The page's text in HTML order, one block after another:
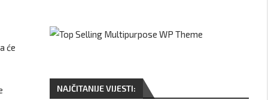
će
NAJČITANIJE VIJESTI: